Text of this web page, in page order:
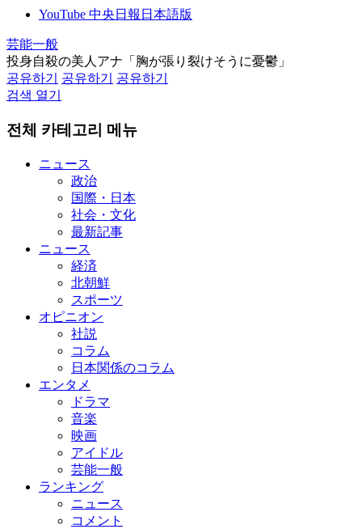
YouTube 中央日報日本語版
芸能一般
投身自殺の美人アナ「胸が張り裂けそうに憂鬱」
공유하기
공유하기
공유하기
검색 열기
전체 카테고리 메뉴
ニュース
政治
国際・日本
社会・文化
最新記事
ニュース
経済
北朝鮮
スポーツ
オピニオン
社説
コラム
日本関係のコラム
エンタメ
ドラマ
音楽
映画
アイドル
芸能一般
ランキング
ニュース
コメント